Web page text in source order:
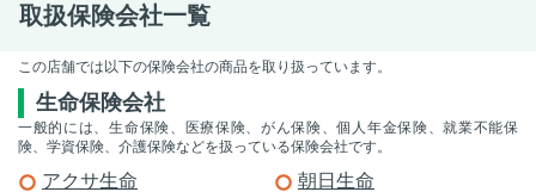
取扱保険会社一覧
この店舗では以下の保険会社の商品を取り扱っています。
生命保険会社
一般的には、生命保険、医療保険、がん保険、個人年金保険、就業不能保
険、学資保険、介護保険などを扱っている保険会社です。
アクサ生命
朝日生命